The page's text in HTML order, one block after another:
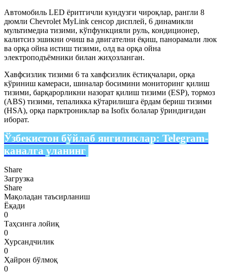
Автомобиль LED ёритгичли кундузги чироқлар, рангли 8
дюмли Chevrolet MyLink сенсор дисплей, 6 динамикли
мультимедиа тизими, кўпфункцияли руль, кондиционер,
калитсиз эшикни очиш ва двигателни ёқиш, панорамали люк
ва орқа ойна истиш тизими, олд ва орқа ойна
электроподъёмники билан жиҳозланган.
Хавфсизлик тизими 6 та хавфсизлик ёстиқчалари, орқа
кўриниш камераси, шиналар босимини мониторинг қилиш
тизими, барқарорликни назорат қилиш тизими (ESP), тормоз
(ABS) тизими, тепаликка кўтарилишга ёрдам бериш тизими
(HSA), орқа парктрониклар ва Isofix болалар ўриндиғидан
иборат.
Ўзбекистон бўйлаб янгиликлар: Telegram-
каналга уланинг
Share
Загрузка
Share
Мақоладан таъсирланиш
Ёқади
0
Таҳсинга лойиқ
0
Хурсандчилик
0
Ҳайрон бўлмоқ
0